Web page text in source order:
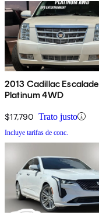
2013 Cadillac Escalade
Platinum 4WD
$17,790 Trato justo
Incluye tarifas de conc.